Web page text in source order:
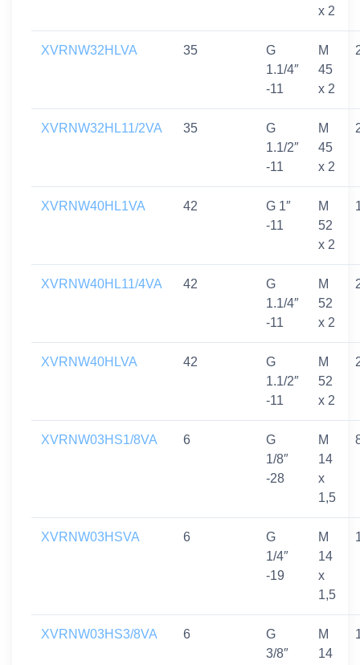
x 2
XVRNW32HLVA 35
G
1.1/4″
-11
M
45
x 2
XVRNW32HL11/2VA 35
G
1.1/2″
-11
M
45
x 2
XVRNW40HL1VA 42
G 1″
-11
M
52
x 2
XVRNW40HL11/4VA 42
G
1.1/4″
-11
M
52
x 2
XVRNW40HLVA 42
G
1.1/2″
-11
M
52
x 2
XVRNW03HS1/8VA 6
G
1/8″
-28
M
14
x
1,5
XVRNW03HSVA 6
G
1/4″
-19
M
14
x
1,5
XVRNW03HS3/8VA 6
G
3/8″
M
14